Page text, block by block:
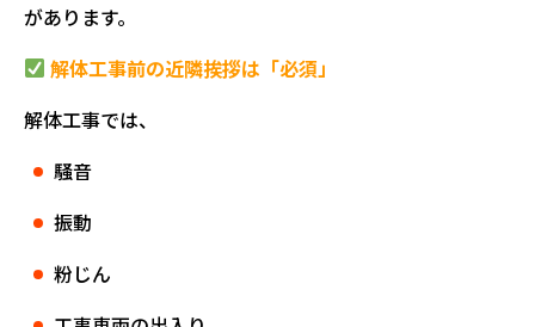
があります。
解体工事前の近隣挨拶は「必須」
解体工事では、
騒音
振動
粉じん